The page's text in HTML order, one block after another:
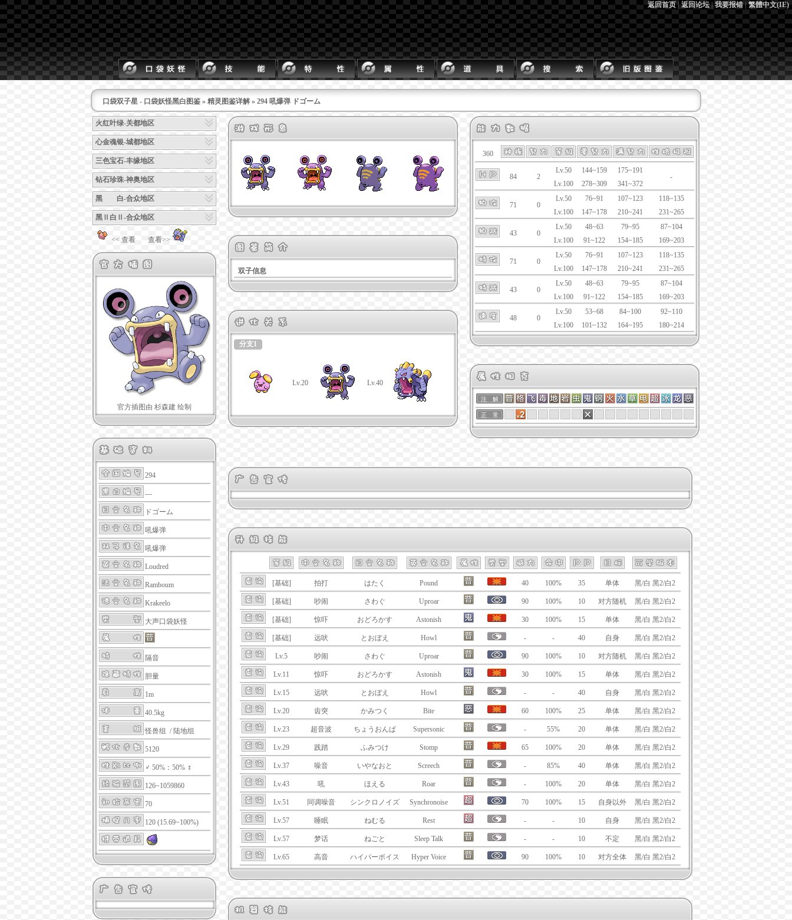
返回首页|返回论坛|我要报错|繁體中文(IE)
口袋双子星 - 口袋妖怪黑白图鉴 » 精灵图鉴详解 » 294 吼爆弹 ドゴーム
火红叶绿-关都地区
心金魂银-城都地区
三色宝石-丰缘地区
钻石珍珠-神奥地区
黑 白-合众地区
黑Ⅱ白Ⅱ-合众地区
<< 查看 查看>>
官方插图由 杉森建 绘制
294
---
ドゴーム
吼爆弹
吼爆弹
Loudred
Ramboum
Krakeelo
大声口袋妖怪
隔音
胆量
1m
40.5kg
怪兽组 / 陆地组
5120
♂ 50%：50% ♀
126~1059860
70
120 (15.69~100%)
双子信息
分支1
Lv.20 Lv.40
360
84 2
Lv.50
Lv.100
144~159
278~309
175~191
341~372
-
71 0
Lv.50
Lv.100
76~91
147~178
107~123
210~241
118~135
231~265
43 0
Lv.50
Lv.100
48~63
91~122
79~95
154~185
87~104
169~203
71 0
Lv.50
Lv.100
76~91
147~178
107~123
210~241
118~135
231~265
43 0
Lv.50
Lv.100
48~63
91~122
79~95
154~185
87~104
169~203
48 0
Lv.50
Lv.100
53~68
101~132
84~100
164~195
92~110
180~214
注 解
正 常
[基础] 拍打 はたく Pound 40 100% 35 单体 黑/白 黑2/白2
[基础] 吵闹 さわぐ Uproar 90 100% 10 对方随机 黑/白 黑2/白2
[基础] 惊吓 おどろかす Astonish 30 100% 15 单体 黑/白 黑2/白2
[基础] 远吠 とおぼえ Howl - - 40 自身 黑/白 黑2/白2
Lv.5 吵闹 さわぐ Uproar 90 100% 10 对方随机 黑/白 黑2/白2
Lv.11 惊吓 おどろかす Astonish 30 100% 15 单体 黑/白 黑2/白2
Lv.15 远吠 とおぼえ Howl - - 40 自身 黑/白 黑2/白2
Lv.20 齿突 かみつく Bite 60 100% 25 单体 黑/白 黑2/白2
Lv.23 超音波 ちょうおんぱ Supersonic - 55% 20 单体 黑/白 黑2/白2
Lv.29 践踏 ふみつけ Stomp 65 100% 20 单体 黑/白 黑2/白2
Lv.37 噪音 いやなおと Screech - 85% 40 单体 黑/白 黑2/白2
Lv.43 吼 ほえる Roar - 100% 20 单体 黑/白 黑2/白2
Lv.51 同调噪音 シンクロノイズ Synchronoise 70 100% 15 自身以外 黑/白 黑2/白2
Lv.57 睡眠 ねむる Rest - - 10 自身 黑/白 黑2/白2
Lv.57 梦话 ねごと Sleep Talk - - 10 不定 黑/白 黑2/白2
Lv.65 高音 ハイパーボイス Hyper Voice 90 100% 10 对方全体 黑/白 黑2/白2